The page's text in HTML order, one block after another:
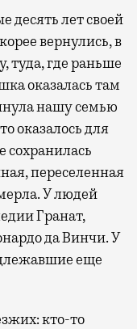
десять лет своей
вернулись, в
туда, где раньше
оказалась там
нашу семью
оказалось для
переселенная
У людей
Гранат,
да Винчи. У
еще
кто-то